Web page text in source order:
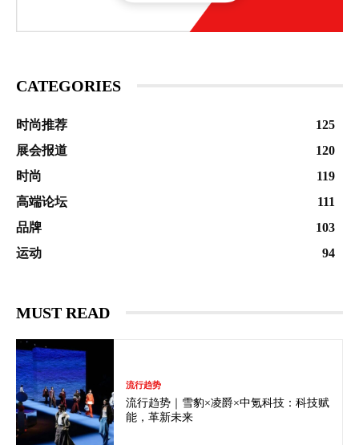
CATEGORIES
时尚推荐
125
展会报道
120
时尚
119
高端论坛
111
品牌
103
运动
94
MUST READ
流行趋势
流行趋势｜雪豹×凌爵×中氪科技：科技赋
能，革新未来